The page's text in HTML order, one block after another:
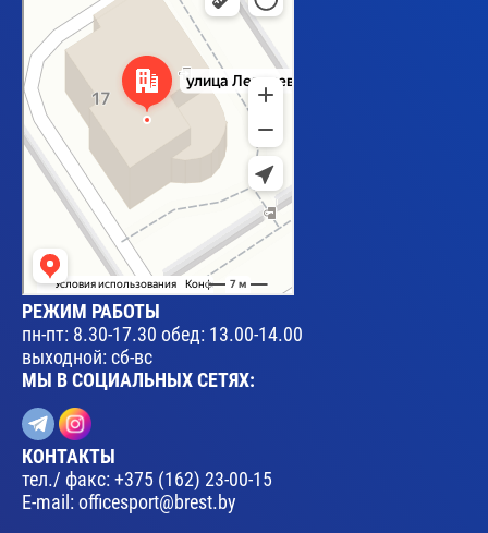
РЕЖИМ РАБОТЫ
пн-пт: 8.30-17.30 обед: 13.00-14.00
выходной: сб-вс
МЫ В СОЦИАЛЬНЫХ СЕТЯХ:
КОНТАКТЫ
тел./ факс: +375 (162) 23-00-15
E-mail: officesport@brest.by